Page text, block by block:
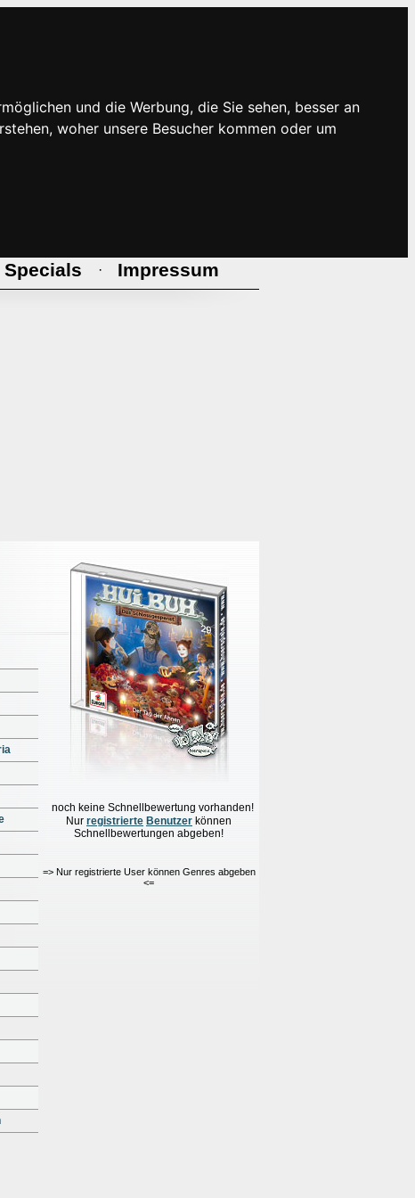
und die Werbung, die Sie sehen, besser an
woher unsere Besucher kommen oder um
Specials · Impressum
noch keine Schnellbewertung vorhanden!
Nur registrierte Benutzer können
Schnellbewertungen abgeben!
=> Nur registrierte User können Genres abgeben
<=